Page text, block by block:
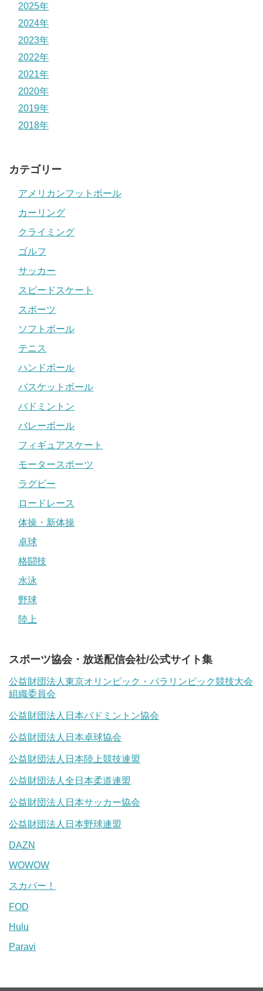
2025年
2024年
2023年
2022年
2021年
2020年
2019年
2018年
カテゴリー
アメリカンフットボール
カーリング
クライミング
ゴルフ
サッカー
スピードスケート
スポーツ
ソフトボール
テニス
ハンドボール
バスケットボール
バドミントン
バレーボール
フィギュアスケート
モータースポーツ
ラグビー
ロードレース
体操・新体操
卓球
格闘技
水泳
野球
陸上
スポーツ協会・放送配信会社/公式サイト集
公益財団法人東京オリンピック・パラリンピック競技大会
組織委員会
公益財団法人日本バドミントン協会
公益財団法人日本卓球協会
公益財団法人日本陸上競技連盟
公益財団法人全日本柔道連盟
公益財団法人日本サッカー協会
公益財団法人日本野球連盟
DAZN
WOWOW
スカパー！
FOD
Hulu
Paravi